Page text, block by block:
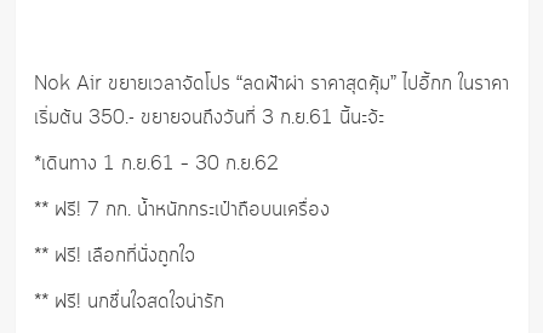
Nok Air ขยายเวลาจัดโปร “ลดฟ้าผ่า ราคาสุดคุ้ม” ไปอี้กก ในราคา
เริ่มต้น 350.- ขยายจนถึงวันที่ 3 ก.ย.61 นี้นะจ้ะ
*เดินทาง 1 ก.ย.61 – 30 ก.ย.62
** ฟรี! 7 กก. น้ำหนักกระเป๋าถือบนเครื่อง
** ฟรี! เลือกที่นั่งถูกใจ
** ฟรี! นกชื่นใจสดใจน่ารัก